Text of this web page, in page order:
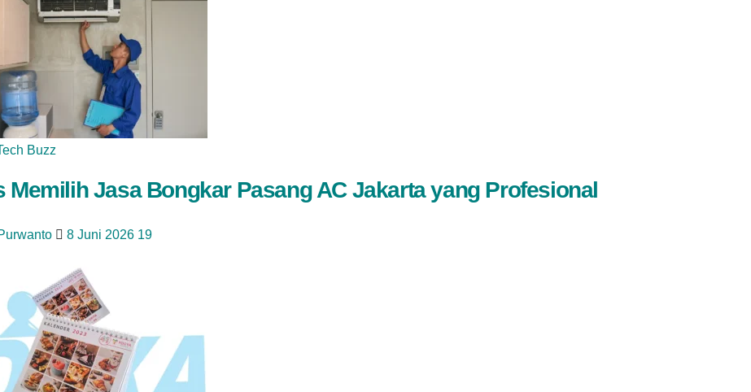
Buzz
Memilih Jasa Bongkar Pasang AC Jakarta yang Profesional
8 Juni 2026 19